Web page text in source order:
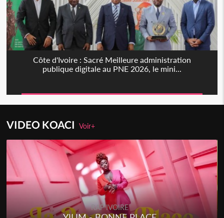
Côte d'Ivoire : Sacré Meilleure administration
publique digitale au PNE 2026, le mini...
VIDEO KOACIVoir+
RAP IVOIRE